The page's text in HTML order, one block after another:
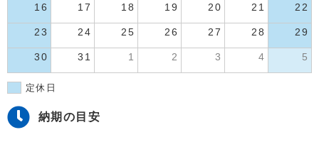
16 17 18 19 20 21 22
23 24 25 26 27 28 29
30 31 1 2 3 4 5
定休日
納期の目安